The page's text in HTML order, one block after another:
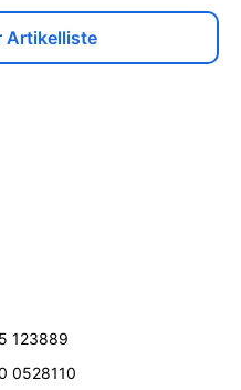
Artikelliste
123889
0528110